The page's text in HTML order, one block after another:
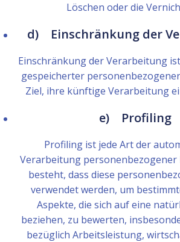
Löschen oder die
d) Einschränkung der
Einschränkung der Verarbeitung
gespeicherter
Ziel, ihre künftige Verarbeitung
e) Profiling
Profiling ist jede Art der
Verarbeitung personenbezogener
besteht, dass diese
verwendet werden, um
Aspekte, die sich auf eine
beziehen, zu bewerten,
bezüglich Arbeitsleistung,